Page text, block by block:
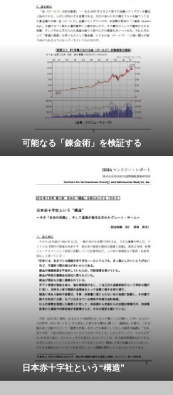
可能なる「錬金術」を検証する
日本赤十字社という“構造”